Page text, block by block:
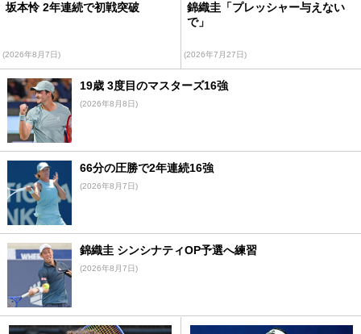
坂本怜 2年連続で初戦突破
(2026年8月7日)
錦織圭「プレッシャー与えない
で」
(2026年7月27日)
19歳 3度目のマスターズ16強
(2026年8月8日)
66分の圧勝で2年連続16強
(2026年8月7日)
錦織圭 シンシナティOP予選へ練習
(2026年8月7日)